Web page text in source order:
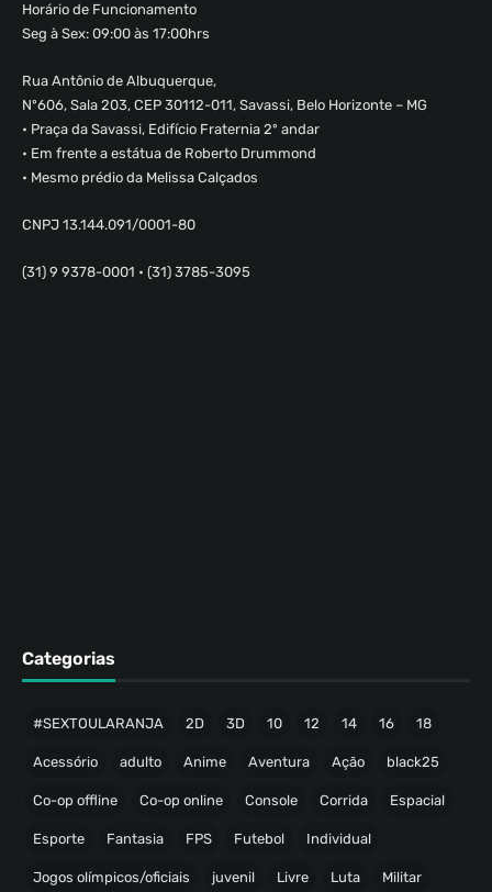
Horário de Funcionamento
Seg à Sex: 09:00 às 17:00hrs
Rua Antônio de Albuquerque,
Nº606, Sala 203, CEP 30112-011, Savassi, Belo Horizonte – MG
• Praça da Savassi, Edifício Fraternia 2º andar
• Em frente a estátua de Roberto Drummond
• Mesmo prédio da Melissa Calçados
CNPJ 13.144.091/0001-80
(31) 9 9378-0001 • (31) 3785-3095
Categorias
#SEXTOULARANJA 2D 3D 10 12 14 16 18
Acessório adulto Anime Aventura Ação black25
Co-op offline Co-op online Console Corrida Espacial
Esporte Fantasia FPS Futebol Individual
Jogos olímpicos/oficiais juvenil Livre Luta Militar